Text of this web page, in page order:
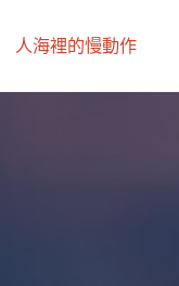
人海裡的慢動作